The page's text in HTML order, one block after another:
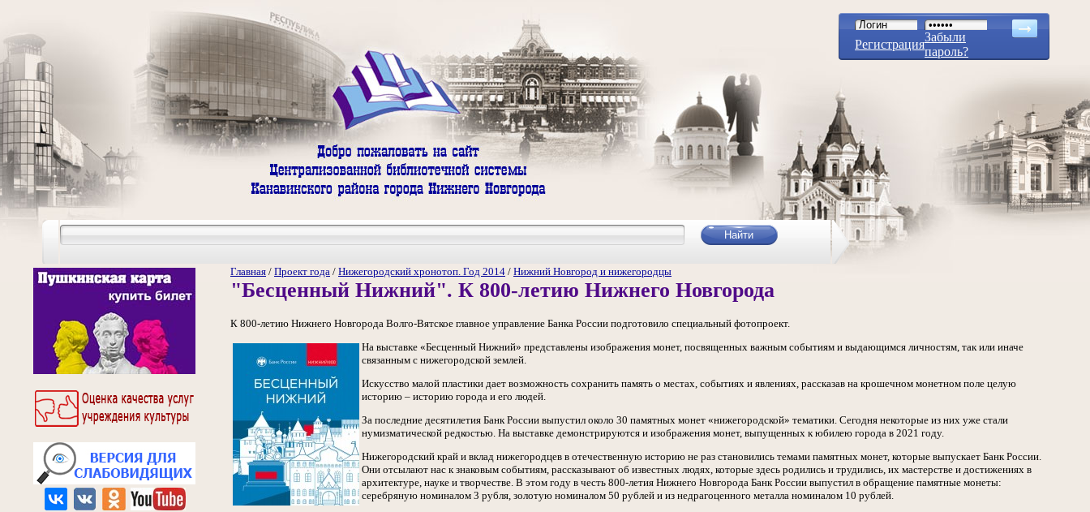
Регистрация
Забыли
пароль?
Главная / Проект года / Нижегородский хронотоп. Год 2014 / Нижний Новгород и нижегородцы
"Бесценный Нижний". К 800-летию Нижнего Новгорода
К 800-летию Нижнего Новгорода Волго-Вятское главное управление Банка России подготовило специальный фотопроект.
На выставке «Бесценный Нижний» представлены изображения монет, посвященных важным событиям и выдающимся личностям, так или иначе
связанным с нижегородской землей.
Искусство малой пластики дает возможность сохранить память о местах, событиях и явлениях, рассказав на крошечном монетном поле целую
историю – историю города и его людей.
За последние десятилетия Банк России выпустил около 30 памятных монет «нижегородской» тематики. Сегодня некоторые из них уже стали
нумизматической редкостью. На выставке демонстрируются и изображения монет, выпущенных к юбилею города в 2021 году.
Нижегородский край и вклад нижегородцев в отечественную историю не раз становились темами памятных монет, которые выпускает Банк России.
Они отсылают нас к знаковым событиям, рассказывают об известных людях, которые здесь родились и трудились, их мастерстве и достижениях в
архитектуре, науке и творчестве. В этом году в честь 800-летия Нижнего Новгорода Банк России выпустил в обращение памятные монеты:
серебряную номиналом 3 рубля, золотую номиналом 50 рублей и из недрагоценного металла номиналом 10 рублей.